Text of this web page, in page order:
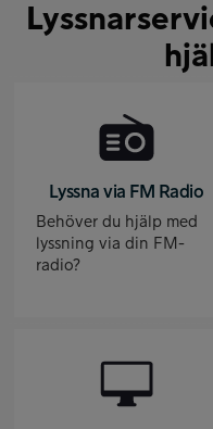
Lyssna via FM Radio
Behöver du hjälp med
lyssning via din FM-
radio?